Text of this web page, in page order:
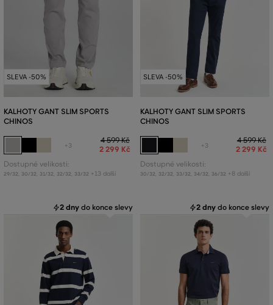
SLEVA -50%
KALHOTY GANT SLIM SPORTS
CHINOS
+3
4 599 Kč
2 299 Kč
Dostupné velikosti:
29/32 30/32 31/32 32/32 33/32 +13 další
SLEVA -50%
KALHOTY GANT SLIM SPORTS
CHINOS
+3
4 599 Kč
2 299 Kč
Dostupné velikosti:
30/32 32/32 33/32 34/32 36/32 +8 další
2 dny do konce slevy 2 dny do konce slevy